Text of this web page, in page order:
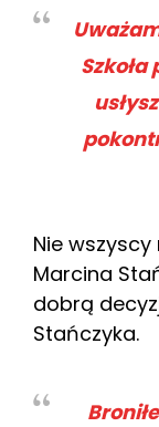
Nie
Marcina
dobrą
Stańczyka.